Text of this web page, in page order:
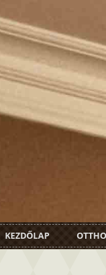
KEZDŐLAP